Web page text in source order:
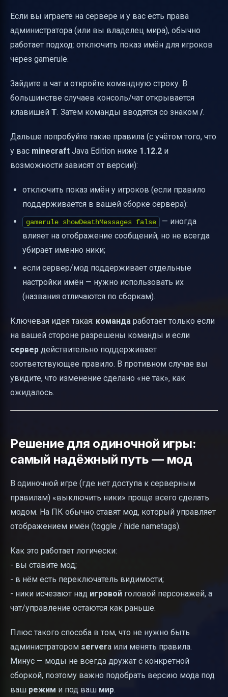
Если вы играете на сервере и у вас есть права
администратора (или вы владелец мира), обычно
работает подход: отключить показ имён для игроков
через gamerule.
Зайдите в чат и откройте командную строку. В
большинстве случаев консоль/чат открывается
клавишей T. Затем команды вводятся со знаком /.
Дальше попробуйте такие правила (с учётом того, что
у вас minecraft Java Edition ниже 1.12.2 и
возможности зависят от версии):
отключить показ имён у игроков (если правило
поддерживается в вашей сборке сервера):
gamerule showDeathMessages false
— иногда
влияет на отображение сообщений, но не всегда
убирает именно ники;
если сервер/мод поддерживает отдельные
настройки имён — нужно использовать их
(названия отличаются по сборкам).
Ключевая идея такая: команда работает только если
на вашей стороне разрешены команды и если
сервер действительно поддерживает
соответствующее правило. В противном случае вы
увидите, что изменение сделано «не так», как
ожидалось.
Решение для одиночной игры:
самый надёжный путь — мод
В одиночной игре (где нет доступа к серверным
правилам) «выключить ники» проще всего сделать
модом. На ПК обычно ставят мод, который управляет
отображением имён (toggle / hide nametags).
Как это работает логически:
- вы ставите мод;
- в нём есть переключатель видимости;
- ники исчезают над игровой головой персонажей, а
чат/управление остаются как раньше.
Плюс такого способа в том, что не нужно быть
администратором serverа или менять правила.
Минус — моды не всегда дружат с конкретной
сборкой, поэтому важно подобрать версию мода под
ваш режим и под ваш мир.